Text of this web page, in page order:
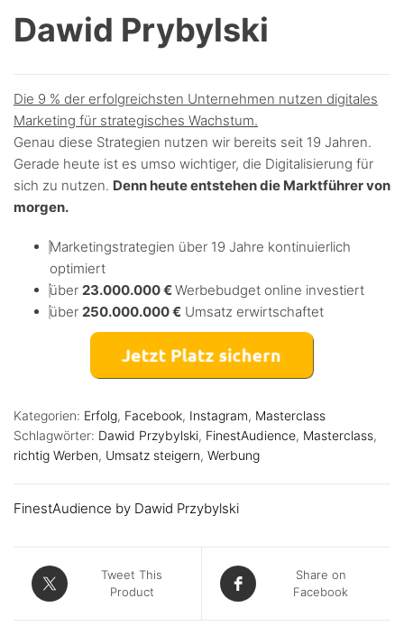
Dawid Prybylski
Die 9 % der erfolgreichsten Unternehmen nutzen digitales
Marketing für strategisches Wachstum.
Genau diese Strategien nutzen wir bereits seit 19 Jahren.
Gerade heute ist es umso wichtiger, die Digitalisierung für
sich zu nutzen. Denn heute entstehen die Marktführer von
morgen.
Marketingstrategien über 19 Jahre kontinuierlich
optimiert
über 23.000.000 €Werbebudget online investiert
über 250.000.000 € Umsatz erwirtschaftet
Kategorien: Erfolg, Facebook, Instagram, Masterclass
Schlagwörter: Dawid Przybylski, FinestAudience, Masterclass,
richtig Werben, Umsatz steigern, Werbung
FinestAudience by Dawid Przybylski
Tweet This
Product
Share on
Facebook